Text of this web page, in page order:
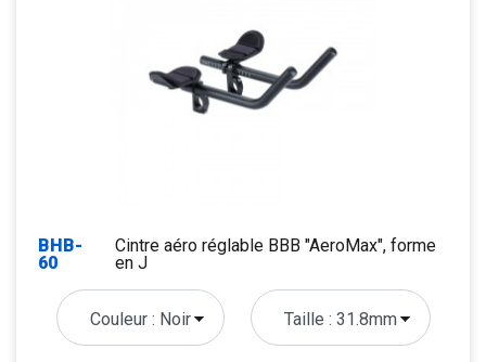
BHB-
60
Cintre aéro réglable BBB "AeroMax", forme
en J